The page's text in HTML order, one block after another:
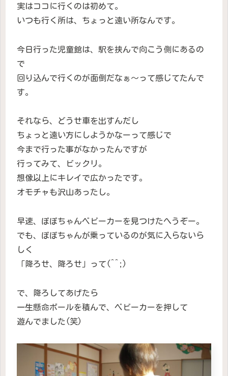
実はココに行くのは初めて。
いつも行く所は、ちょっと遠い所なんです。
今日行った児童館は、駅を挟んで向こう側にあるの
で
回り込んで行くのが面倒だなぁ〜って感じてたんで
す。
それなら、どうせ車を出すんだし
ちょっと遠い方にしようかなーって感じで
今まで行った事がなかったんですが
行ってみて、ビックリ。
想像以上にキレイで広かったです。
オモチャも沢山あったし。
早速、ぽぽちゃんベビーカーを見つけたへうぞー。
でも、ぽぽちゃんが乗っているのが気に入らないら
しく
「降ろせ、降ろせ」って(^^;)
で、降ろしてあげたら
一生懸命ボールを積んで、ベビーカーを押して
遊んでました(笑)